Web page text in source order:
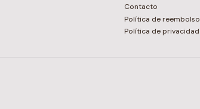
Contacto
Política de reembolso
Política de privacidad